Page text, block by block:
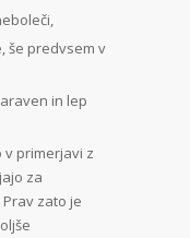
še predvsem v
in lep
v primerjavi z
za
zato je